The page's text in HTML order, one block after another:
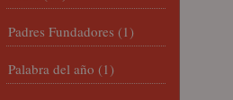
Padres Fundadores (1)
Palabra del año (1)